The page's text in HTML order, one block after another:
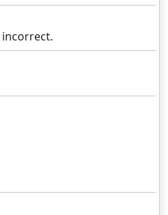
incorrect.